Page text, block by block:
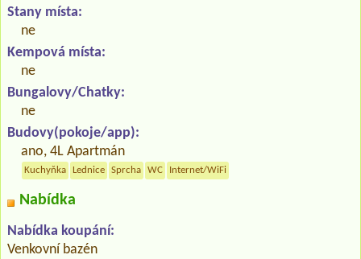
Stany místa:
ne
Kempová místa:
ne
Bungalovy/Chatky:
ne
Budovy(pokoje/app):
ano, 4L Apartmán
Kuchyňka Lednice Sprcha WC Internet/WiFi
Nabídka
Nabídka koupání:
Venkovní bazén